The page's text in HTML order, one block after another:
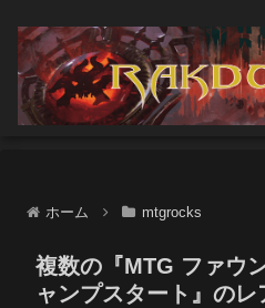
ホーム mtgrocks
複数の『MTG ファウ
ャンプスタート』のレ